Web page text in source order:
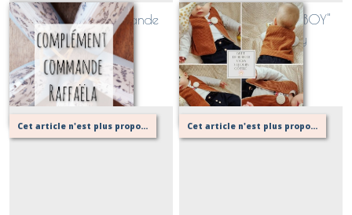
complément commande
Raffaëla BV
Sur demande
Gilet de berger "Ptit BOY"
Velours et Vichy
Sur demande
Cet article n'est plus proposé, retournez au menu principal ou contactez moi! Cet article n'est plus proposé, retournez au menu principal ou contactez moi!